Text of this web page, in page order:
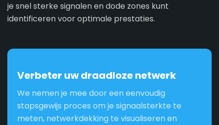
je snel sterke signalen en dode zones kunt
identificeren voor optimale prestaties.
Verbeter uw draadloze netwerk
We nemen je mee door een eenvoudig
stapsgewijs proces om je signaalsterkte te
meten, netwerkdekking te visualiseren en